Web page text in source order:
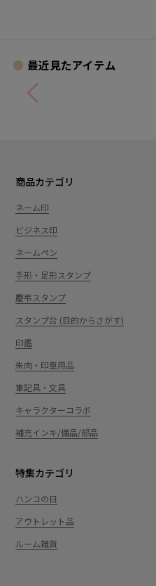
最近見たアイテム
商品カテゴリ
ネーム印
ビジネス印
ネームペン
手形・足形スタンプ
慶弔スタンプ
スタンプ台 (目的からさがす)
印鑑
朱肉・印章用品
筆記具・文具
キャラクターコラボ
補充インキ/備品/部品
特集カテゴリ
ハンコの日
アウトレット品
ルーム雑貨